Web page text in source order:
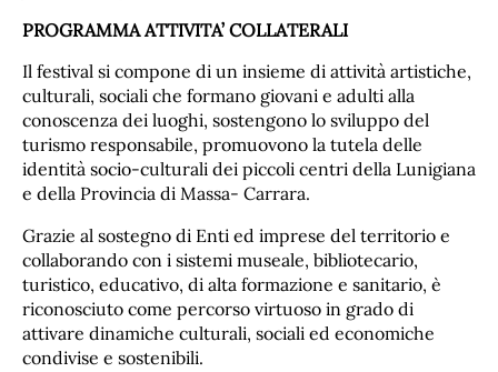
PROGRAMMA ATTIVITA’ COLLATERALI
Il festival si compone di un insieme di attività artistiche,
culturali, sociali che formano giovani e adulti alla
conoscenza dei luoghi, sostengono lo sviluppo del
turismo responsabile, promuovono la tutela delle
identità socio-culturali dei piccoli centri della Lunigiana
e della Provincia di Massa- Carrara.
Grazie al sostegno di Enti ed imprese del territorio e
collaborando con i sistemi museale, bibliotecario,
turistico, educativo, di alta formazione e sanitario, è
riconosciuto come percorso virtuoso in grado di
attivare dinamiche culturali, sociali ed economiche
condivise e sostenibili.